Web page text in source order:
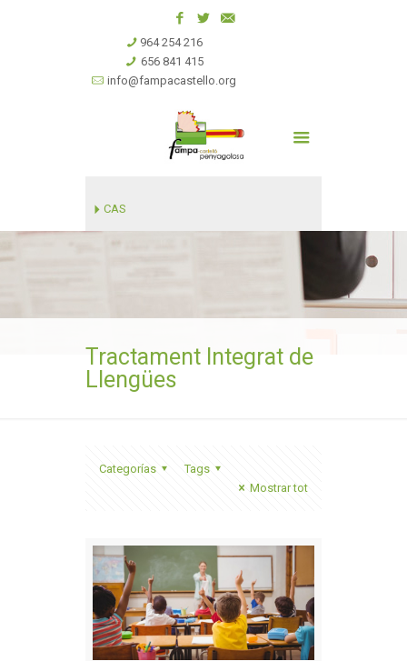
964 254 216
656 841 415
info@fampacastello.org
CAS
Tractament Integrat de
Llengües
Categorías
Tags
Mostrar tot